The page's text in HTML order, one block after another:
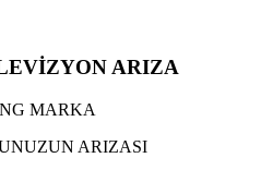
ARIZA
MARKA
ARIZASI